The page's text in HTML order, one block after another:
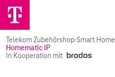
Telekom Zubehörshop·Smart Home
Homematic IP
In Kooperation mit